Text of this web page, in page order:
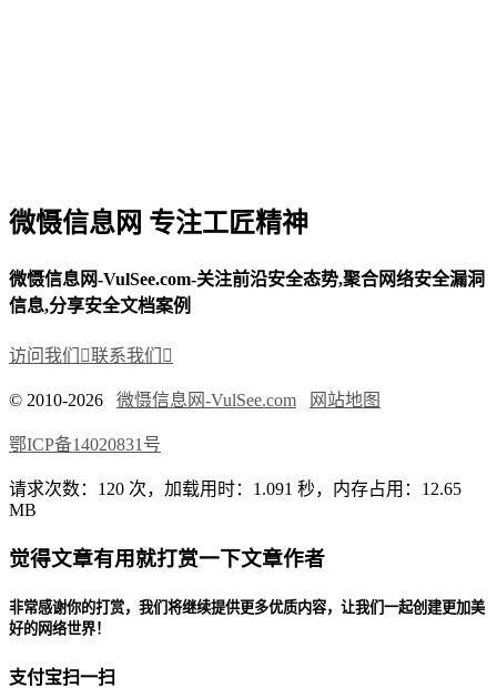
微慑信息网 专注工匠精神
微慑信息网-VulSee.com-关注前沿安全态势,聚合网络安全漏洞
信息,分享安全文档案例
访问我们 联系我们 
© 2010-2026 微慑信息网-VulSee.com 网站地图
鄂ICP备14020831号
请求次数：120 次，加载用时：1.091 秒，内存占用：12.65
MB
觉得文章有用就打赏一下文章作者
非常感谢你的打赏，我们将继续提供更多优质内容，让我们一起创建更加美
好的网络世界！
支付宝扫一扫